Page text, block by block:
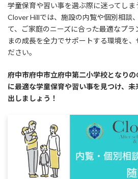
学童保育や習い事を選ぶ際に迷ってしま
Clover Hillでは、施設の内覧や個別相談
て、ご家庭のニーズに合った最適なプ
まの成長を全力でサポートする環境を
ださい。
府中市府中市立府中第二小学校となり
に最適な学童保育や習い事を見つけ、
出しましょう！